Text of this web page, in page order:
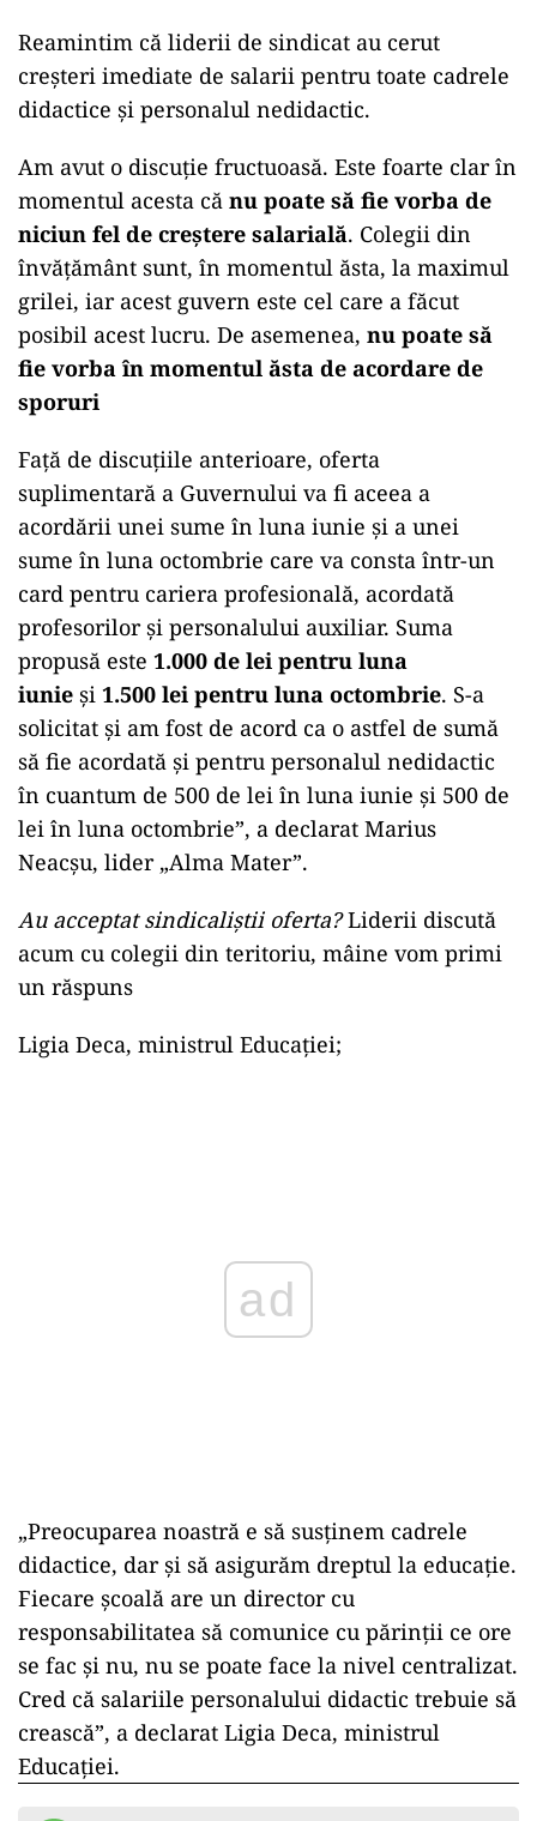
Reamintim că liderii de sindicat au cerut
creșteri imediate de salarii pentru toate cadrele
didactice și personalul nedidactic.
Am avut o discuție fructuoasă. Este foarte clar în
momentul acesta că nu poate să fie vorba de
niciun fel de creştere salarială. Colegii din
învăţământ sunt, în momentul ăsta, la maximul
grilei, iar acest guvern este cel care a făcut
posibil acest lucru. De asemenea, nu poate să
fie vorba în momentul ăsta de acordare de
sporuri
Faţă de discuţiile anterioare, oferta
suplimentară a Guvernului va fi aceea a
acordării unei sume în luna iunie şi a unei
sume în luna octombrie care va consta într-un
card pentru cariera profesională, acordată
profesorilor şi personalului auxiliar. Suma
propusă este 1.000 de lei pentru luna
iunie și 1.500 lei pentru luna octombrie. S-a
solicitat şi am fost de acord ca o astfel de sumă
să fie acordată şi pentru personalul nedidactic
în cuantum de 500 de lei în luna iunie şi 500 de
lei în luna octombrie”, a declarat Marius
Neacșu, lider „Alma Mater”.
Au acceptat sindicaliștii oferta?Liderii discută
acum cu colegii din teritoriu, mâine vom primi
un răspuns
Ligia Deca, ministrul Educației;
ad
„Preocuparea noastră e să susținem cadrele
didactice, dar și să asigurăm dreptul la educație.
Fiecare școală are un director cu
responsabilitatea să comunice cu părinții ce ore
se fac și nu, nu se poate face la nivel centralizat.
Cred că salariile personalului didactic trebuie să
crească”, a declarat Ligia Deca, ministrul
Educației.